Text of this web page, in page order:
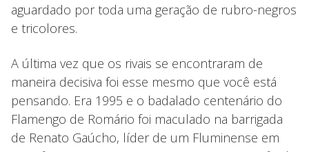
aguardado por toda uma geração de rubro-negros
e tricolores.
A última vez que os rivais se encontraram de
maneira decisiva foi esse mesmo que você está
pensando. Era 1995 e o badalado centenário do
Flamengo de Romário foi maculado na barrigada
de Renato Gaúcho, líder de um Fluminense em